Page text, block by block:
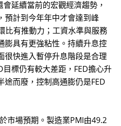
延續當前的宏觀經濟趨勢，
預計到今年年中才會達到峰
比有推動力；工資水準與服務
膨具有更強粘性。持續升息控
很快進入暫停升息階段是合理
標仍有較大差距，FED擔心升
途而廢，控制高通膨仍是FED
場預期。製造業PMI由49.2